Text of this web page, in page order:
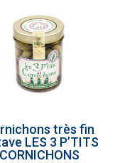
très fin
LES 3 P’TITS
CORNICHONS